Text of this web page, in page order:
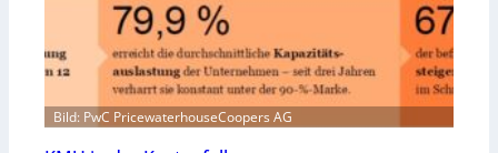
Bild: PwC PricewaterhouseCoopers AG